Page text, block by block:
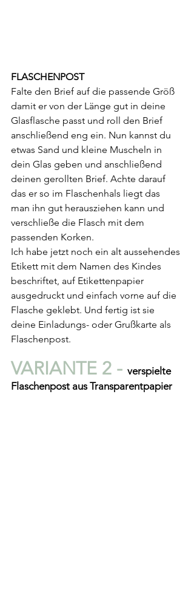
FLASCHENPOST
Falte den Brief auf die passende Größ
damit er von der Länge gut in deine
Glasflasche passt und roll den Brief
anschließend eng ein. Nun kannst du
etwas Sand und kleine Muscheln in
dein Glas geben und anschließend
deinen gerollten Brief. Achte darauf
das er so im Flaschenhals liegt das
man ihn gut herausziehen kann und
verschließe die Flasch mit dem
passenden Korken.
Ich habe jetzt noch ein alt aussehendes
Etikett mit dem Namen des Kindes
beschriftet, auf Etikettenpapier
ausgedruckt und einfach vorne auf die
Flasche geklebt. Und fertig ist sie
deine Einladungs- oder Grußkarte als
Flaschenpost.
VARIANTE 2 - verspielte
Flaschenpost aus Transparentpapier